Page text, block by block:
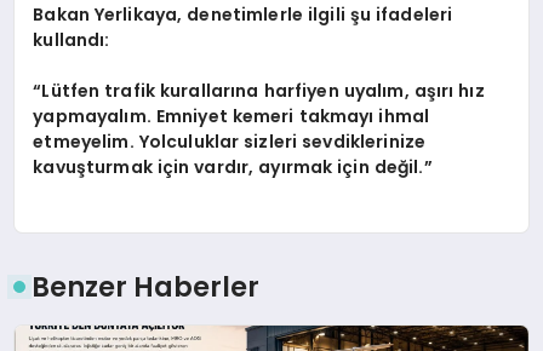
Bakan Yerlikaya, denetimlerle ilgili şu ifadeleri
kullandı:
“Lütfen trafik kurallarına harfiyen uyalım, aşırı hız
yapmayalım. Emniyet kemeri takmayı ihmal
etmeyelim. Yolculuklar sizleri sevdiklerinize
kavuşturmak için vardır, ayırmak için değil.”
Benzer Haberler